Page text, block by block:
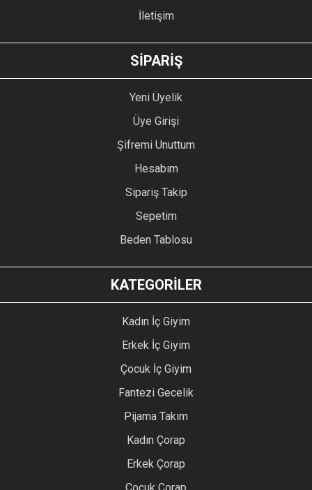
GÖNDER
İletişim
SİPARİŞ
Yeni Üyelik
Üye Girişi
Şifremi Unuttum
Hesabım
Sipariş Takip
Sepetim
Beden Tablosu
KATEGORİLER
Kadın İç Giyim
Erkek İç Giyim
Çocuk İç Giyim
Fantezi Gecelik
Pijama Takım
Kadın Çorap
Erkek Çorap